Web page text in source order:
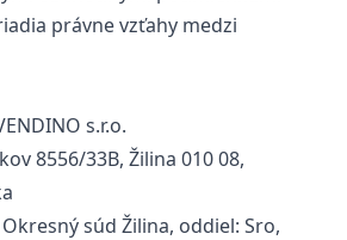
právne vzťahy medzi
s.r.o.
8556/33B, Žilina 010 08,
súd Žilina, oddiel: Sro,